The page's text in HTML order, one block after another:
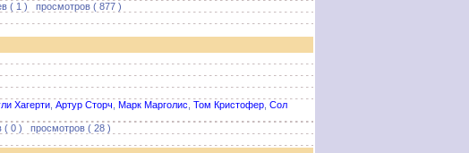
( 1 ) просмотров ( 877 )
Хагерти Артур Сторч Марк Марголис Том Кристофер Сол
( 0 ) просмотров ( 28 )